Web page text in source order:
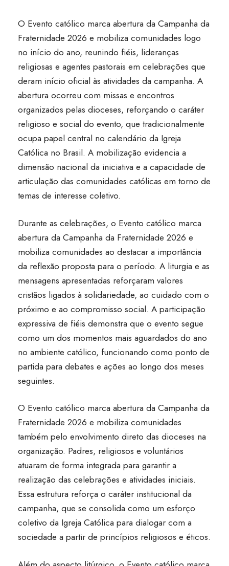
O Evento católico marca abertura da Campanha da
Fraternidade 2026 e mobiliza comunidades logo
no início do ano, reunindo fiéis, lideranças
religiosas e agentes pastorais em celebrações que
deram início oficial às atividades da campanha. A
abertura ocorreu com missas e encontros
organizados pelas dioceses, reforçando o caráter
religioso e social do evento, que tradicionalmente
ocupa papel central no calendário da Igreja
Católica no Brasil. A mobilização evidencia a
dimensão nacional da iniciativa e a capacidade de
articulação das comunidades católicas em torno de
temas de interesse coletivo.
Durante as celebrações, o Evento católico marca
abertura da Campanha da Fraternidade 2026 e
mobiliza comunidades ao destacar a importância
da reflexão proposta para o período. A liturgia e as
mensagens apresentadas reforçaram valores
cristãos ligados à solidariedade, ao cuidado com o
próximo e ao compromisso social. A participação
expressiva de fiéis demonstra que o evento segue
como um dos momentos mais aguardados do ano
no ambiente católico, funcionando como ponto de
partida para debates e ações ao longo dos meses
seguintes.
O Evento católico marca abertura da Campanha da
Fraternidade 2026 e mobiliza comunidades
também pelo envolvimento direto das dioceses na
organização. Padres, religiosos e voluntários
atuaram de forma integrada para garantir a
realização das celebrações e atividades iniciais.
Essa estrutura reforça o caráter institucional da
campanha, que se consolida como um esforço
coletivo da Igreja Católica para dialogar com a
sociedade a partir de princípios religiosos e éticos.